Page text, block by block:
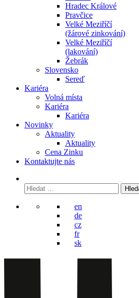
Hradec Králové
Pravčice
Velké Meziříčí
(žárové zinkování)
Velké Meziříčí
(lakování)
Žebrák
Slovensko
Sereď
Kariéra
Volná místa
Kariéra
Kariéra
Novinky
Aktuality
Aktuality
Cena Zinku
Kontaktujte nás
Vyhledávání
en
de
cz
fr
sk